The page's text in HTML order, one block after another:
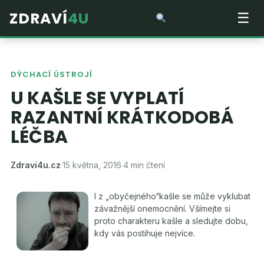
ZDRAVÍ4U ☰
DÝCHACÍ ÚSTROJÍ
U KAŠLE SE VYPLATÍ
RAZANTNÍ KRÁTKODOBÁ
LÉČBA
Zdravi4u.cz·15 května, 2016·4 min čtení
I z „obyčejného“kašle se může vyklubat
závažnější onemocnění. Všímejte si
proto charakteru kašle a sledujte dobu,
kdy vás postihuje nejvíce.